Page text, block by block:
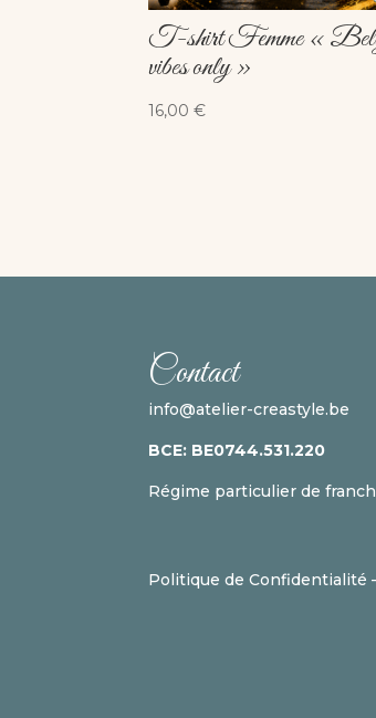
T-shirt Femme «
vibes only »
16,00€
Contact
info@atelier-creastyle.be
BCE: BE0744.531.220
Régime particulier de
Politique de Confidentialité